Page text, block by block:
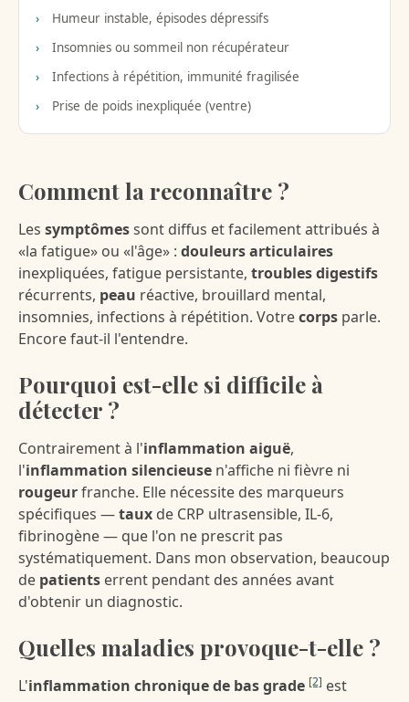
Humeur instable, épisodes dépressifs
Insomnies ou sommeil non récupérateur
Infections à répétition, immunité fragilisée
Prise de poids inexpliquée (ventre)
Comment la reconnaître ?
Les symptômessont diffus et facilement attribués à
«la fatigue» ou «l'âge» : douleurs articulaires
inexpliquées, fatigue persistante, troubles digestifs
récurrents, peau réactive, brouillard mental,
insomnies, infections à répétition. Votrecorps parle.
Encore faut-il l'entendre.
Pourquoi est-elle si difficile à
détecter ?
Contrairement à l'inflammation aiguë,
l'inflammation silencieuse n'affiche ni fièvre ni
rougeurfranche. Elle nécessite des marqueurs
spécifiques —taux de CRP ultrasensible, IL-6,
fibrinogène — que l'on ne prescrit pas
systématiquement. Dans mon observation, beaucoup
de patients errent pendant des années avant
d'obtenir un diagnostic.
Quelles maladies provoque-t-elle ?
L'inflammation chronique de bas grade [2] est